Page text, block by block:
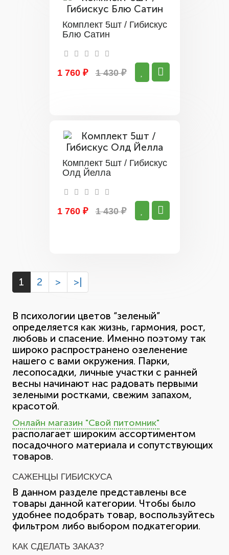
Комплект 5шт / Гибискус
Блю Сатин
1 760 ₽ 1 430 ₽
Комплект 5шт / Гибискус
Олд Йелла
1 760 ₽ 1 430 ₽
1 2 > >|
В психологии цветов “зеленый”
определяется как жизнь, гармония, рост,
любовь и спасение. Именно поэтому так
широко распространено озеленение
нашего с вами окружения. Парки,
лесопосадки, личные участки с ранней
весны начинают нас радовать первыми
зелеными ростками, свежим запахом,
красотой.
Онлайн магазин "Свой питомник"
располагает широким ассортиментом
посадочного материала и сопутствующих
товаров.
САЖЕНЦЫ ГИБИСКУСА
В данном разделе представлены все
товары данной категории. Чтобы было
удобнее подобрать товар, воспользуйтесь
фильтром либо выбором подкатегории.
КАК СДЕЛАТЬ ЗАКАЗ?